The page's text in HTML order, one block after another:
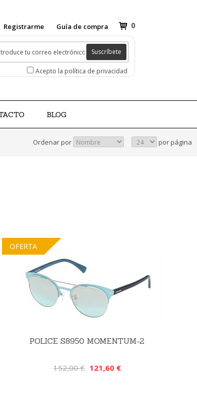
0
Registrarme Guía de compra
Suscríbete
Acepto la política de privacidad
BLOG
Ordenar por por página
OFERTA
POLICE S8950 MOMENTUM-2
152,00 € 121,60 €